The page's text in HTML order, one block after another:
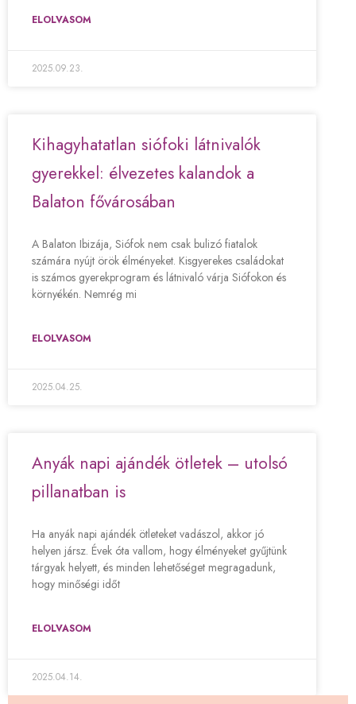
ELOLVASOM
2025.09.23.
Kihagyhatatlan siófoki látnivalók
gyerekkel: élvezetes kalandok a
Balaton fővárosában
A Balaton Ibizája, Siófok nem csak bulizó fiatalok
számára nyújt örök élményeket. Kisgyerekes családokat
is számos gyerekprogram és látnivaló várja Siófokon és
környékén. Nemrég mi
ELOLVASOM
2025.04.25.
Anyák napi ajándék ötletek – utolsó
pillanatban is
Ha anyák napi ajándék ötleteket vadászol, akkor jó
helyen jársz. Évek óta vallom, hogy élményeket gyűjtünk
tárgyak helyett, és minden lehetőséget megragadunk,
hogy minőségi időt
ELOLVASOM
2025.04.14.